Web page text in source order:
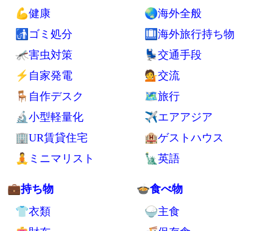
👓 記事一覧
🔍 サイト内検索
📢 広報
Twitter YouTube
Feedly
🗾シンプルライフ
🗄収納
🚰洗濯
⛺ノマドと旅行
👑タイ
🌺マレーシア